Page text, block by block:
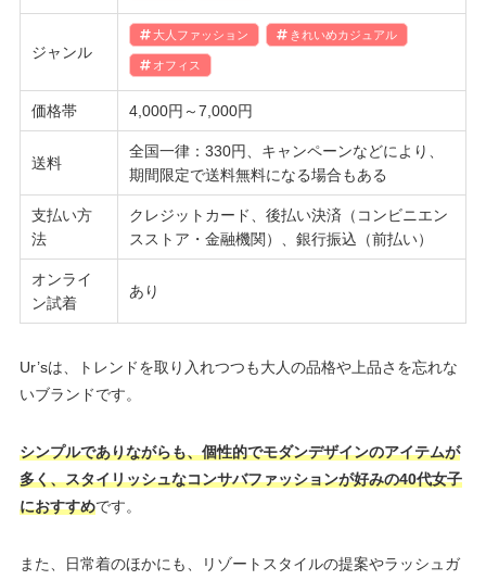
ジャンル
大人ファッション きれいめカジュアル
オフィス
価格帯 4,000円～7,000円
送料
全国一律：330円、キャンペーンなどにより、
期間限定で送料無料になる場合もある
支払い方
法
クレジットカード、後払い決済（コンビニエン
スストア・金融機関）、銀行振込（前払い）
オンライ
ン試着
あり
Ur’sは、トレンドを取り入れつつも大人の品格や上品さを忘れな
いブランドです。
シンプルでありながらも、個性的でモダンデザインのアイテムが
多く、スタイリッシュなコンサバファッションが好みの40代女子
におすすめです。
また、日常着のほかにも、リゾートスタイルの提案やラッシュガ